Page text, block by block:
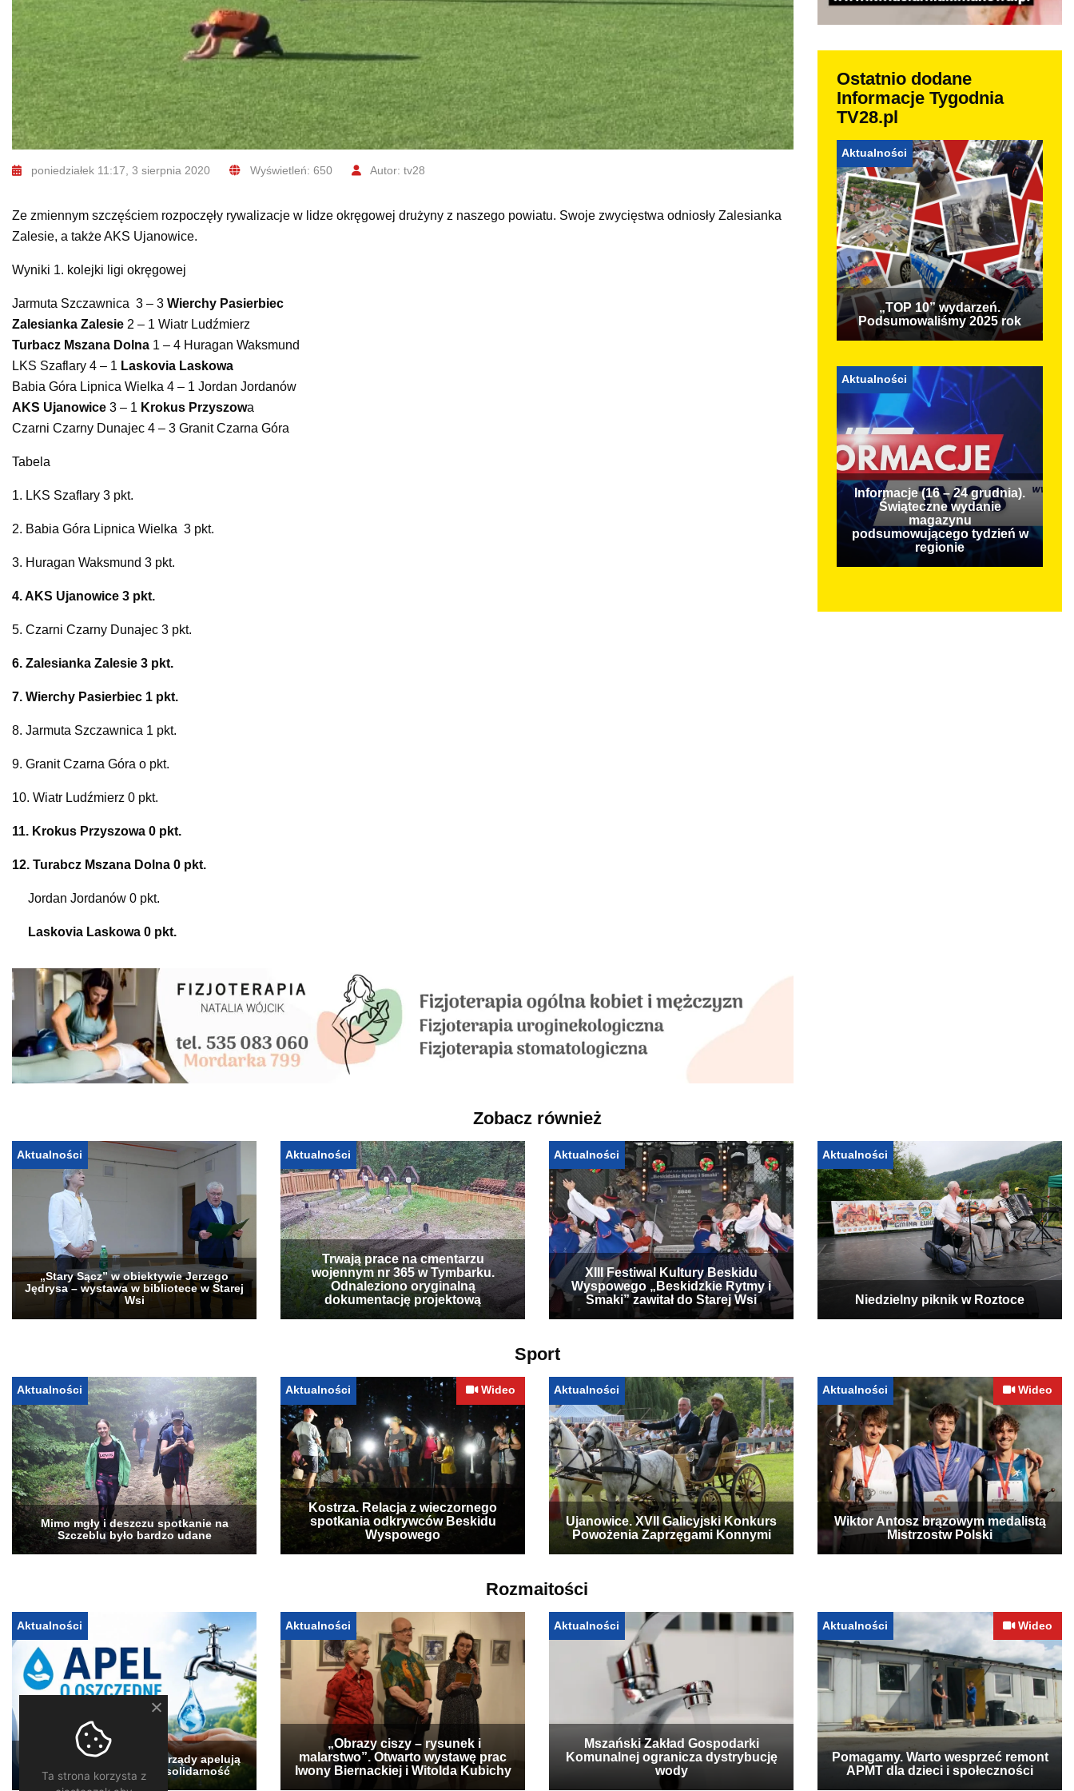
poniedziałek 11:17, 3 sierpnia 2020 Wyświetleń: 650 Autor: tv28
Ze zmiennym szczęściem rozpoczęły rywalizacje w lidze okręgowej drużyny z naszego powiatu. Swoje zwycięstwa odniosły Zalesianka
Zalesie, a także AKS Ujanowice.
Wyniki 1. kolejki ligi okręgowej
Jarmuta Szczawnica 3 – 3 Wierchy Pasierbiec
Zalesianka Zalesie 2 – 1 Wiatr Ludźmierz
Turbacz Mszana Dolna 1 – 4 Huragan Waksmund
LKS Szaflary 4 – 1 Laskovia Laskowa
Babia Góra Lipnica Wielka 4 – 1 Jordan Jordanów
AKS Ujanowice 3 – 1 Krokus Przyszowa
Czarni Czarny Dunajec 4 – 3 Granit Czarna Góra
Tabela
1. LKS Szaflary 3 pkt.
2. Babia Góra Lipnica Wielka 3 pkt.
3. Huragan Waksmund 3 pkt.
4. AKS Ujanowice 3 pkt.
5. Czarni Czarny Dunajec 3 pkt.
6. Zalesianka Zalesie 3 pkt.
7. Wierchy Pasierbiec 1 pkt.
8. Jarmuta Szczawnica 1 pkt.
9. Granit Czarna Góra o pkt.
10. Wiatr Ludźmierz 0 pkt.
11. Krokus Przyszowa 0 pkt.
12. Turabcz Mszana Dolna 0 pkt.
Jordan Jordanów 0 pkt.
Laskovia Laskowa 0 pkt.
Ostatnio dodane
Informacje Tygodnia
TV28.pl
Aktualności
„TOP 10” wydarzeń.
Podsumowaliśmy 2025 rok
Aktualności
Informacje (16 – 24 grudnia).
Świąteczne wydanie
magazynu
podsumowującego tydzień w
regionie
Zobacz również
Aktualności
„Stary Sącz” w obiektywie Jerzego
Jędrysa – wystawa w bibliotece w Starej
Wsi
Aktualności
Trwają prace na cmentarzu
wojennym nr 365 w Tymbarku.
Odnaleziono oryginalną
dokumentację projektową
Aktualności
XIII Festiwal Kultury Beskidu
Wyspowego „Beskidzkie Rytmy i
Smaki” zawitał do Starej Wsi
Aktualności
Niedzielny piknik w Roztoce
Sport
Aktualności
Mimo mgły i deszczu spotkanie na
Szczeblu było bardzo udane
Aktualności Wideo
Kostrza. Relacja z wieczornego
spotkania odkrywców Beskidu
Wyspowego
Aktualności
Ujanowice. XVII Galicyjski Konkurs
Powożenia Zaprzęgami Konnymi
Aktualności Wideo
Wiktor Antosz brązowym medalistą
Mistrzostw Polski
Rozmaitości
Aktualności
Pogłębia się susza. Samorządy apelują
o oszczędzanie wody i solidarność
Aktualności
„Obrazy ciszy – rysunek i
malarstwo”. Otwarto wystawę prac
Iwony Biernackiej i Witolda Kubichy
Aktualności
Mszański Zakład Gospodarki
Komunalnej ogranicza dystrybucję
wody
Aktualności Wideo
Pomagamy. Warto wesprzeć remont
APMT dla dzieci i społeczności
Ta strona korzysta z